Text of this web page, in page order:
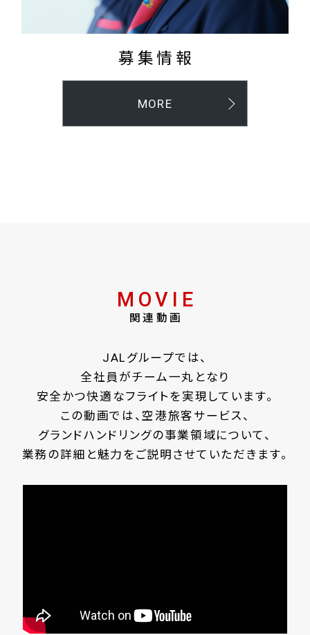
募集情報
MORE
MOVIE
関連動画
JALグループでは、
全社員がチーム一丸となり
安全かつ快適なフライトを実現しています。
この動画では、空港旅客サービス、
グランドハンドリングの事業領域について、
業務の詳細と魅力をご説明させていただきます。